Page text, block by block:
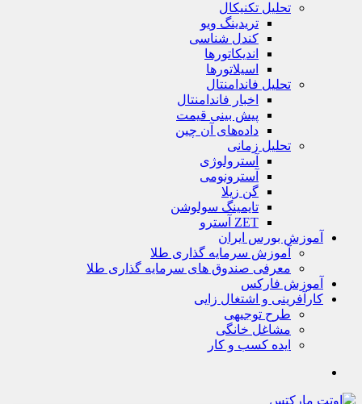
تحلیل تکنیکال
تریدینگ ویو
کندل شناسی
اندیکاتورها
اسیلاتورها
تحلیل فاندامنتال
اخبار فاندامنتال
پیش بینی قیمت
داده‌های آن چین
تحلیل زمانی
آسترولوژی
آسترونومی
گن زیلا
تايمينگ سولوشن
ZET آسترو
آموزش بورس ایران
آموزش سرمایه گذاری طلا
معرفی صندوق های سرمایه گذاری طلا
آموزش فارکس
کارآفرینی و اشتغال زایی
طرح توجیهی
مشاغل خانگی
ایده کسب و کار